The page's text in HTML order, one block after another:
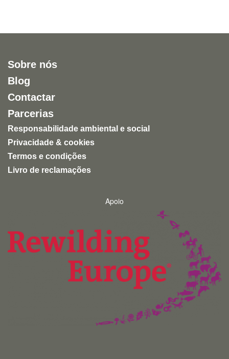
Sobre nós
Blog
Contactar
Parcerias
Responsabilidade ambiental e social
Privacidade & cookies
Termos e condições
Livro de reclamações
Apoio